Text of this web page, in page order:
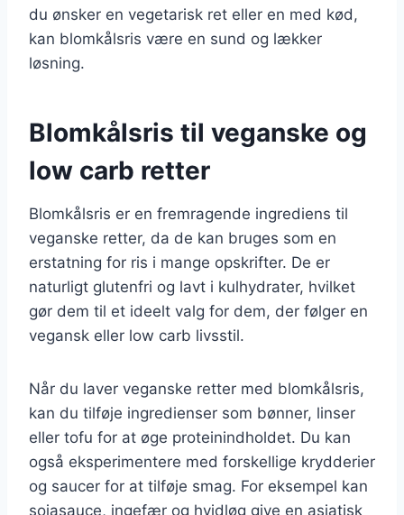
du ønsker en vegetarisk ret eller en med kød,
kan blomkålsris være en sund og lækker
løsning.
Blomkålsris til veganske og
low carb retter
Blomkålsris er en fremragende ingrediens til
veganske retter, da de kan bruges som en
erstatning for ris i mange opskrifter. De er
naturligt glutenfri og lavt i kulhydrater, hvilket
gør dem til et ideelt valg for dem, der følger en
vegansk eller low carb livsstil.
Når du laver veganske retter med blomkålsris,
kan du tilføje ingredienser som bønner, linser
eller tofu for at øge proteinindholdet. Du kan
også eksperimentere med forskellige krydderier
og saucer for at tilføje smag. For eksempel kan
sojasauce, ingefær og hvidløg give en asiatisk